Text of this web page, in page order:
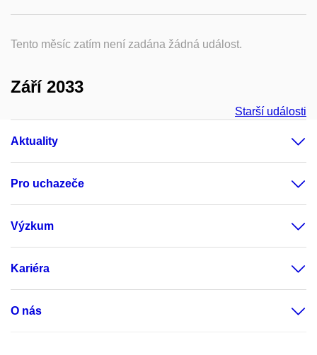
Tento měsíc zatím není zadána žádná událost.
Září 2033
Starší události
Aktuality
Pro uchazeče
Výzkum
Kariéra
O nás